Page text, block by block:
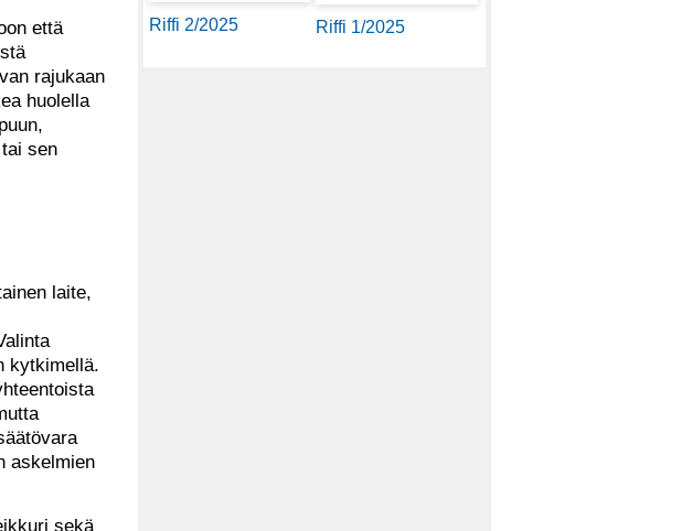
että
rajukaan
huolella
sen
laite,
kytkimellä.
askelmien
sekä
Riffi 2/2025 Riffi 1/2025